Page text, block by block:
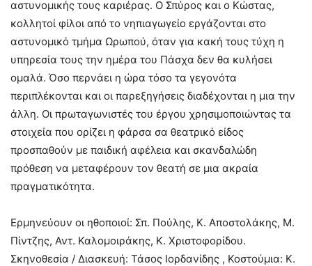
αστυνομικής τους καριέρας. Ο Σπύρος και ο Κώστας,
κολλητοί φίλοι από το νηπιαγωγείο εργάζονται στο
αστυνομικό τμήμα Ωρωπού, όταν για κακή τους τύχη η
υπηρεσία τους την ημέρα του Πάσχα δεν θα κυλήσει
ομαλά. Όσο περνάει η ώρα τόσο τα γεγονότα
περιπλέκονται και οι παρεξηγήσεις διαδέχονται η μια την
άλλη. Οι πρωταγωνιστές του έργου χρησιμοποιώντας τα
στοιχεία που ορίζει η φάρσα σα θεατρικό είδος
προσπαθούν με παιδική αφέλεια και σκανδαλώδη
πρόθεση να μεταφέρουν τον θεατή σε μια ακραία
πραγματικότητα.
Ερμηνεύουν οι ηθοποιοί: Σπ. Πούλης, Κ. Αποστολάκης, Μ.
Πίντζης, Αντ. Καλομοιράκης, Κ. Χριστοφορίδου.
Σκηνοθεσία / Διασκευή: Τάσος Ιορδανίδης , Κοστούμια: Κ.